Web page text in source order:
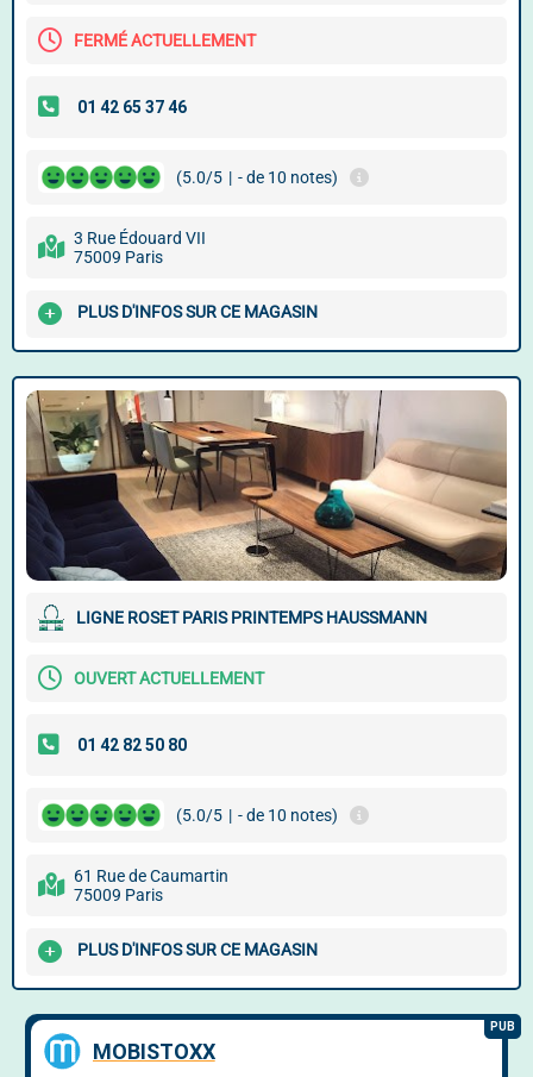
FERMÉ ACTUELLEMENT
(5.0/5 | - de 10 notes)
3 Rue Édouard VII
75009 Paris
PLUS D'INFOS SUR CE MAGASIN
LIGNE ROSET PARIS PRINTEMPS HAUSSMANN
OUVERT ACTUELLEMENT
(5.0/5 | - de 10 notes)
61 Rue de Caumartin
75009 Paris
PLUS D'INFOS SUR CE MAGASIN